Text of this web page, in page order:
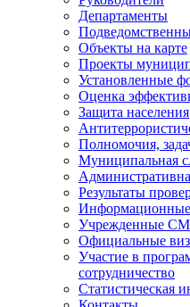
Департаменты
Объекты на карте
Проекты
Установленные
Оценка
Защита населения
Полномочия,
Муниципальная
Результаты
Учрежденные
Официальные
Участие в
сотрудничество
Статистическая